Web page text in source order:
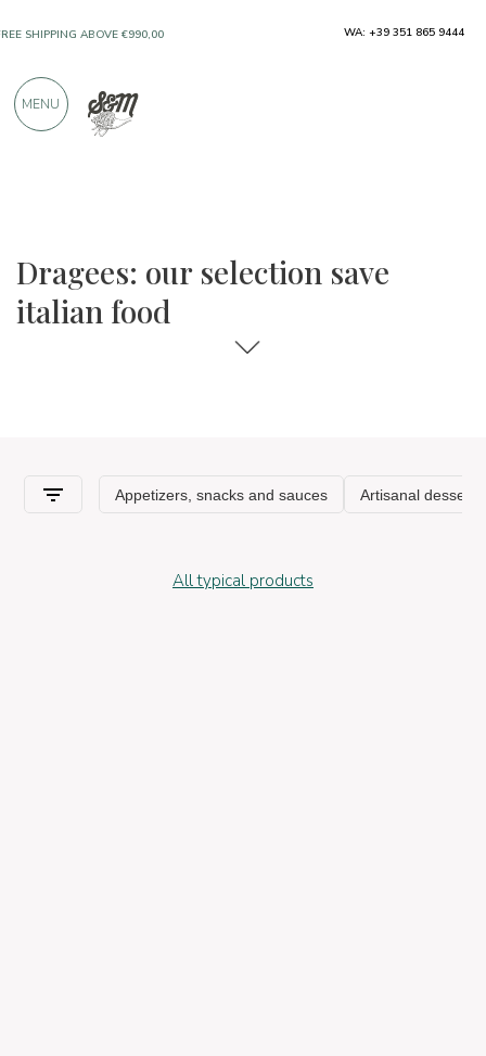
Dragees: our selection save
italian food
All typical products
SHIPPING ABOVE €990,00
PRODUCTS FROM EXCELLENT
WA: +39 351 865 9444
MENU